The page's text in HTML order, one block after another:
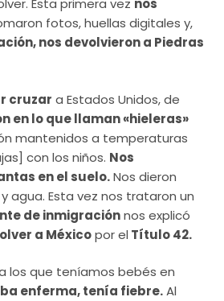
Esta primera vez nos
fotos, huellas digitales y,
nos devolvieron a Piedras
cruzar a Estados Unidos, de
en lo que llaman «hieleras»
mantenidos a temperaturas
con los niños. Nos
en el suelo.Nos dieron
agua. Esta vez nos trataron un
de inmigraciónnos explicó
a Méxicopor el Título 42.
los que teníamos bebés en
enferma, tenía fiebre.Al